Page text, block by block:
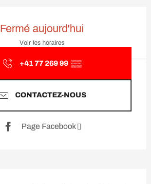
Fermé aujourd'hui
Voir les horaires
+41 77 269 99 ▒▒
CONTACTEZ-NOUS
Page Facebook